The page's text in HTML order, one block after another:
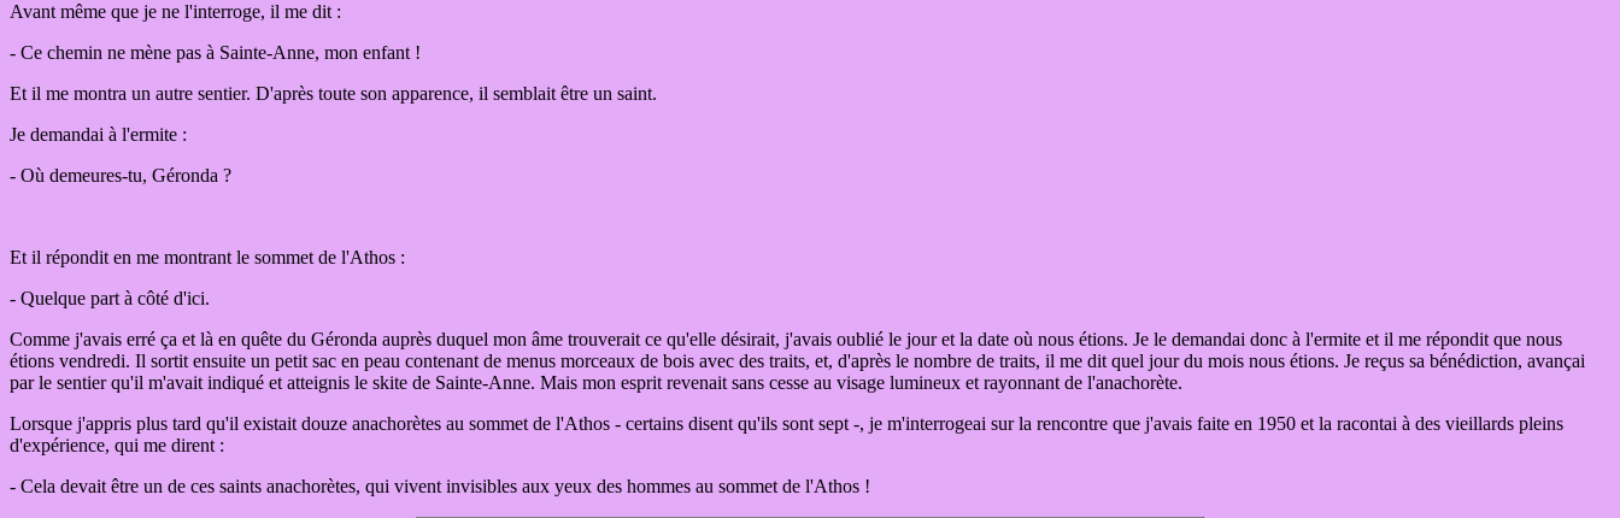
Avant même que je ne l'interroge, il me dit :
- Ce chemin ne mène pas à Sainte-Anne, mon enfant !
Et il me montra un autre sentier. D'après toute son apparence, il semblait être un saint.
Je demandai à l'ermite :
- Où demeures-tu, Géronda ?
Et il répondit en me montrant le sommet de l'Athos :
- Quelque part à côté d'ici.
Comme j'avais erré ça et là en quête du Géronda auprès duquel mon âme trouverait ce qu'elle désirait, j'avais oublié le jour et la date où nous étions. Je le demandai donc à l'ermite et il me répondit que nous
étions vendredi. Il sortit ensuite un petit sac en peau contenant de menus morceaux de bois avec des traits, et, d'après le nombre de traits, il me dit quel jour du mois nous étions. Je reçus sa bénédiction, avançai
par le sentier qu'il m'avait indiqué et atteignis le skite de Sainte-Anne. Mais mon esprit revenait sans cesse au visage lumineux et rayonnant de l'anachorète.
Lorsque j'appris plus tard qu'il existait douze anachorètes au sommet de l'Athos - certains disent qu'ils sont sept -, je m'interrogeai sur la rencontre que j'avais faite en 1950 et la racontai à des vieillards pleins
d'expérience, qui me dirent :
- Cela devait être un de ces saints anachorètes, qui vivent invisibles aux yeux des hommes au sommet de l'Athos !